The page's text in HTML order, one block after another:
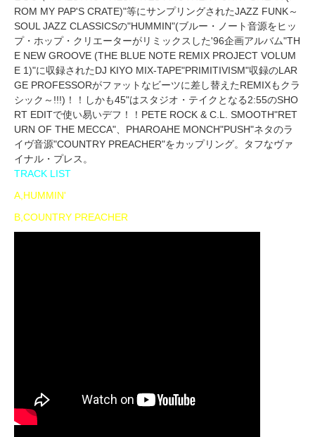
ROM MY PAP'S CRATE)"等にサンプリングされたJAZZ FUNK～
SOUL JAZZ CLASSICSの"HUMMIN"(ブルー・ノート音源をヒッ
プ・ホップ・クリエーターがリミックスした'96企画アルバム"TH
E NEW GROOVE (THE BLUE NOTE REMIX PROJECT VOLUM
E 1)"に収録されたDJ KIYO MIX-TAPE"PRIMITIVISM"収録のLAR
GE PROFESSORがファットなビーツに差し替えたREMIXもクラ
シック～!!!)！！しかも45"はスタジオ・テイクとなる2:55のSHO
RT EDITで使い易いデフ！！PETE ROCK & C.L. SMOOTH"RET
URN OF THE MECCA"、PHAROAHE MONCH"PUSH"ネタのラ
イヴ音源"COUNTRY PREACHER"をカップリング。タフなヴァ
イナル・プレス。
TRACK LIST
A,HUMMIN'
B,COUNTRY PREACHER